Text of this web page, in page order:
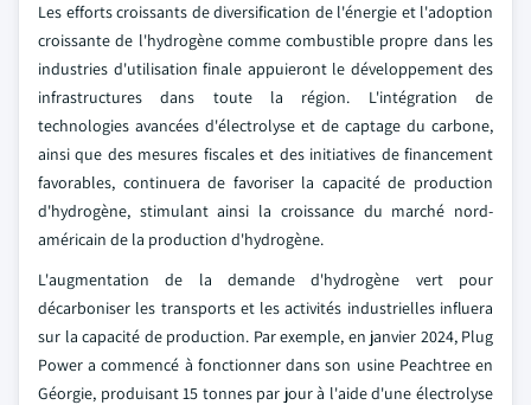
Les efforts croissants de diversification de l'énergie et l'adoption
croissante de l'hydrogène comme combustible propre dans les
industries d'utilisation finale appuieront le développement des
infrastructures dans toute la région. L'intégration de
technologies avancées d'électrolyse et de captage du carbone,
ainsi que des mesures fiscales et des initiatives de financement
favorables, continuera de favoriser la capacité de production
d'hydrogène, stimulant ainsi la croissance du marché nord-
américain de la production d'hydrogène.
L'augmentation de la demande d'hydrogène vert pour
décarboniser les transports et les activités industrielles influera
sur la capacité de production. Par exemple, en janvier 2024, Plug
Power a commencé à fonctionner dans son usine Peachtree en
Géorgie, produisant 15 tonnes par jour à l'aide d'une électrolyse